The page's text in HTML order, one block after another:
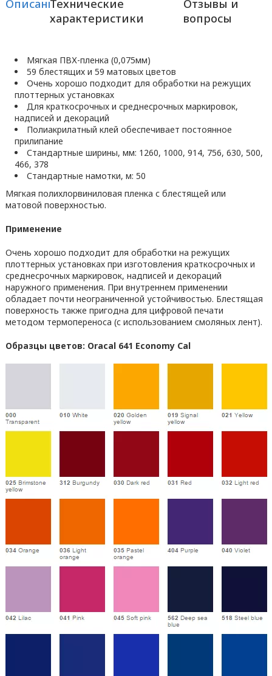
ОписаниеТехнические
характеристики
Отзывы и
вопросы
Мягкая ПВХ-пленка (0,075мм)
59 блестящих и 59 матовых цветов
Очень хорошо подходит для обработки на режущих
плоттерных установках
Для краткосрочных и среднесрочных маркировок,
надписей и декораций
Полиакрилатный клей обеспечивает постоянное
прилипание
Стандартные ширины, мм: 1260, 1000, 914, 756, 630, 500,
466, 378
Стандартные намотки, м: 50
Мягкая полихлорвиниловая пленка с блестящей или
матовой поверхностью.
Применение
Очень хорошо подходит для обработки на режущих
плоттерных установках при изготовления краткосрочных и
среднесрочных маркировок, надписей и декораций
наружного применения. При внутреннем применении
обладает почти неограниченной устойчивостью. Блестящая
поверхность также пригодна для цифровой печати
методом термопереноса (с использованием смоляных лент).
Образцы цветов: Oracal 641 Economy Cal